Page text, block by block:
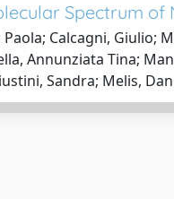
Spectrum
Calcagni, Giulio;
Annunziata Tina;
Sandra; Melis,